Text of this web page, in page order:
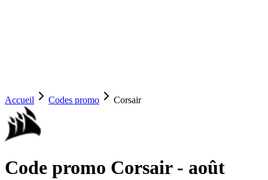
Accueil Codes promo Corsair
Code promo Corsair- août